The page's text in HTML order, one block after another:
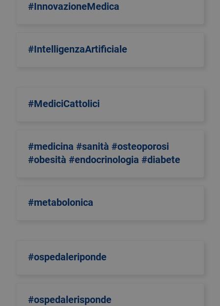
#InnovazioneMedica
#IntelligenzaArtificiale
#MediciCattolici
#medicina #sanità #osteoporosi
#obesità #endocrinologia #diabete
#metabolonica
#ospedaleriponde
#ospedalerisponde